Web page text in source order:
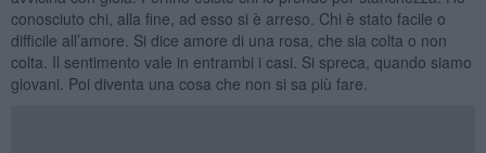
conosciuto chi, alla fine, ad esso si è arreso. Chi è stato facile o
difficile all’amore. Si dice amore di una rosa, che sia colta o non
colta. Il sentimento vale in entrambi i casi. Si spreca, quando siamo
giovani. Poi diventa una cosa che non si sa più fare.